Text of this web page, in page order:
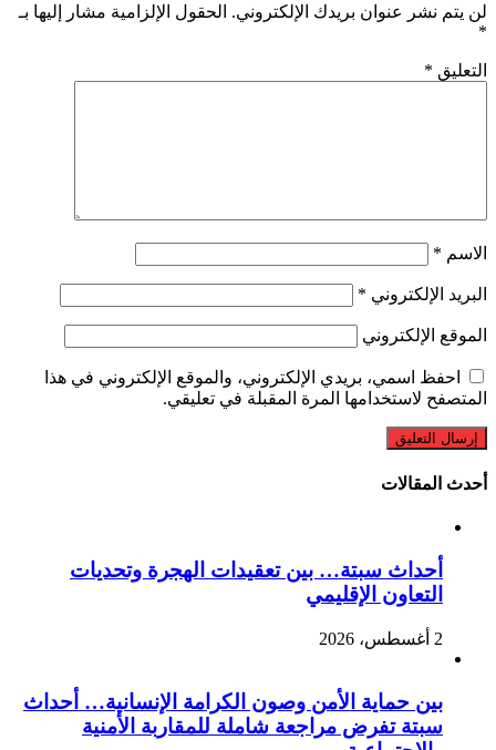
لن يتم نشر عنوان بريدك الإلكتروني. الحقول الإلزامية مشار إليها بـ
*
التعليق *
الاسم *
البريد الإلكتروني *
الموقع الإلكتروني
احفظ اسمي، بريدي الإلكتروني، والموقع الإلكتروني في هذا
المتصفح لاستخدامها المرة المقبلة في تعليقي.
أحدث المقالات
أحداث سبتة… بين تعقيدات الهجرة وتحديات
التعاون الإقليمي
2 أغسطس، 2026
بين حماية الأمن وصون الكرامة الإنسانية… أحداث
سبتة تفرض مراجعة شاملة للمقاربة الأمنية